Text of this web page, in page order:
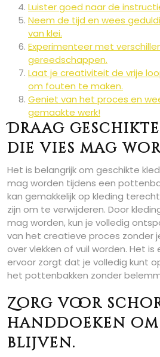
Luister goed naar de
Neem de tijd en wees
van klei.
Experimenteer met
gereedschappen.
Laat je creativiteit de vrije
om fouten te maken.
Geniet van het proces en
gemaakte werk!
Draag
die vies mag
Het is belangrijk om geschikte
mag worden tijdens een
kan gemakkelijk op kleding
zijn om te verwijderen. Door
mag worden, kun je volledig
van het creatieve proces zonder
over vlekken of vuil worden. Het
ervoor zorgt dat je volledig kunt
het pottenbakken zonder
Zorg voor
handdoeken
blijven.